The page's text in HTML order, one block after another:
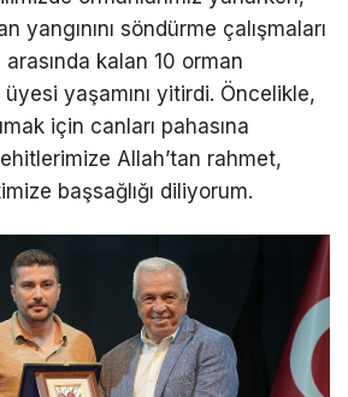
yangınını söndürme çalışmaları
arasında kalan 10 orman
yaşamını yitirdi. Öncelikle,
için canları pahasına
Allah’tan rahmet,
başsağlığı diliyorum.